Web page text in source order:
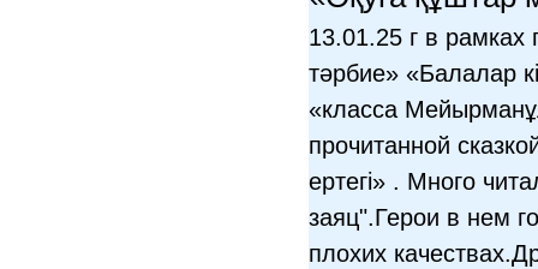
13.01.25 г в рамках
тәрбие» «Балалар
«класса
прочитанной
ертегі» . Много
заяц".Герои в нем
плохих